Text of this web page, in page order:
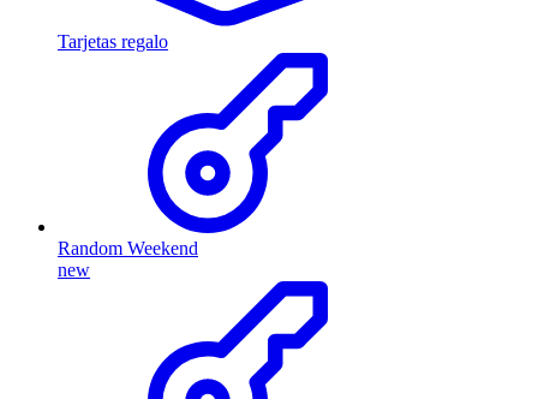
Tarjetas regalo
Random Weekend
new